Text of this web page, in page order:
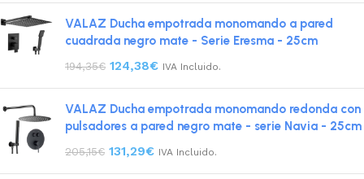
VALAZ Ducha empotrada monomando a pared
cuadrada negro mate - Serie Eresma - 25cm
194,35€ 124,38€ IVA Incluido.
VALAZ Ducha empotrada monomando redonda con
pulsadores a pared negro mate - serie Navia - 25cm
205,15€ 131,29€ IVA Incluido.